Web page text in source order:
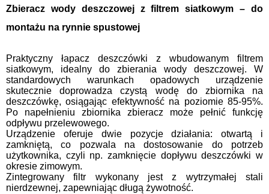
Zbieracz wody deszczowej z filtrem siatkowym – do
montażu na rynnie spustowej
Praktyczny łapacz deszczówki z wbudowanym filtrem
siatkowym, idealny do zbierania wody deszczowej. W
standardowych warunkach opadowych urządzenie
skutecznie doprowadza czystą wodę do zbiornika na
deszczówkę, osiągając efektywność na poziomie 85-95%.
Po napełnieniu zbiornika zbieracz może pełnić funkcję
odpływu przelewowego.
Urządzenie oferuje dwie pozycje działania: otwartą i
zamkniętą, co pozwala na dostosowanie do potrzeb
użytkownika, czyli np. zamknięcie dopływu deszczówki w
okresie zimowym.
Zintegrowany filtr wykonany jest z wytrzymałej stali
nierdzewnej, zapewniając długą żywotność.